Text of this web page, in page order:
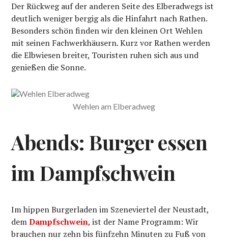
Der Rückweg auf der anderen Seite des Elberadwegs ist
deutlich weniger bergig als die Hinfahrt nach Rathen.
Besonders schön finden wir den kleinen Ort Wehlen
mit seinen Fachwerkhäusern. Kurz vor Rathen werden
die Elbwiesen breiter, Touristen ruhen sich aus und
genießen die Sonne.
Wehlen am Elberadweg
Abends: Burger essen
im Dampfschwein
Im hippen Burgerladen im Szeneviertel der Neustadt,
demDampfschwein, ist der Name Programm: Wir
brauchen nur zehn bis fünfzehn Minuten zu Fuß von